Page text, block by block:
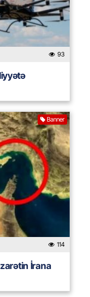
93
Banner
114
İrana